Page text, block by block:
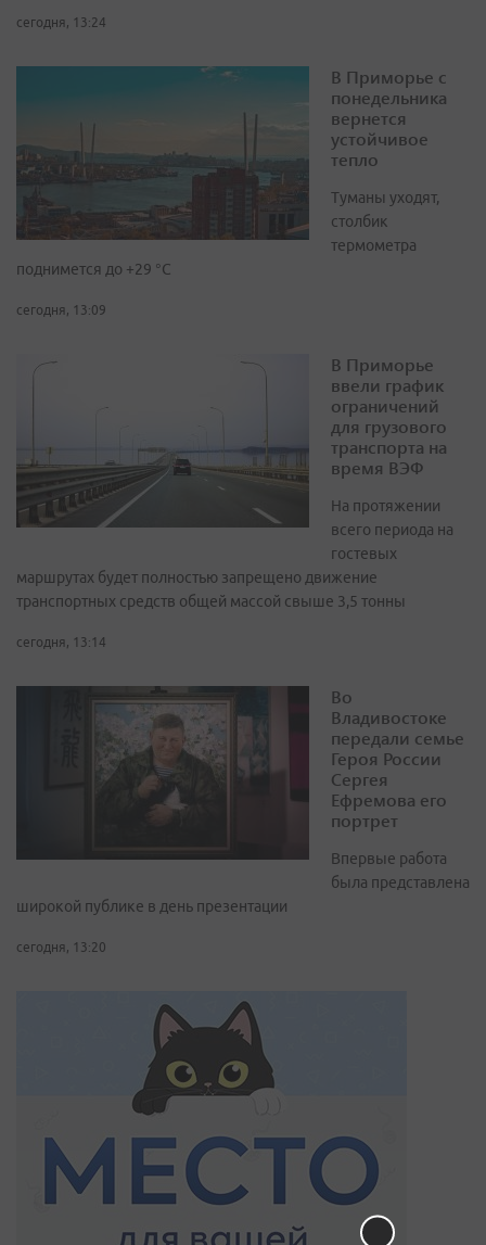
сегодня, 13:24
В Приморье с
понедельника
вернется
устойчивое
тепло
Туманы уходят,
столбик
термометра
поднимется до +29 °С
сегодня, 13:09
В Приморье
ввели график
ограничений
для грузового
транспорта на
время ВЭФ
На протяжении
всего периода на
гостевых
маршрутах будет полностью запрещено движение
транспортных средств общей массой свыше 3,5 тонны
сегодня, 13:14
Во
Владивостоке
передали семье
Героя России
Сергея
Ефремова его
портрет
Впервые работа
была представлена
широкой публике в день презентации
сегодня, 13:20